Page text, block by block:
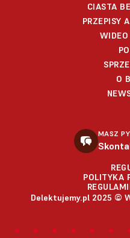
CIASTA
PRZEPISY
WIDEO
O
MASZ
POLITYKA
Delektujemy.pl 2025 ©